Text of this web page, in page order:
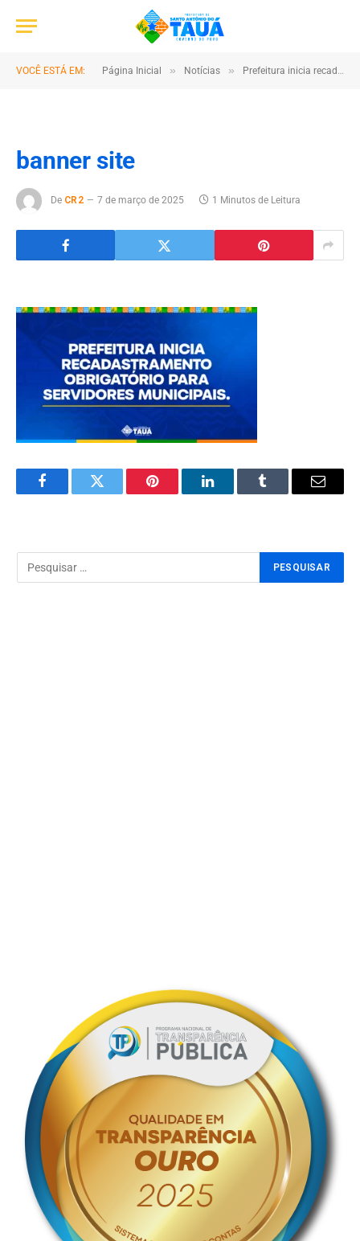
VOCÊ ESTÁ EM: Página Inicial » Notícias » Prefeitura inicia recadastramento obrigatório para servidores municipais
banner site
De CR2 7 de março de 2025 1 Minutos de Leitura
FacebookTwitter Pinterest LinkedInTumblr Email